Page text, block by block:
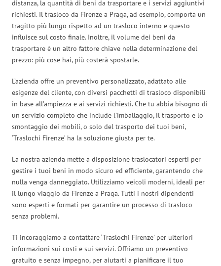
distanza, la quantità di beni da trasportare e i servizi aggiuntivi
richiesti. Il trasloco da Firenze a Praga, ad esempio, comporta un
tragitto più lungo rispetto ad un trasloco interno e questo
influisce sul costo finale. Inoltre, il volume dei beni da
trasportare è un altro fattore chiave nella determinazione del
prezzo: più cose hai, più costerà spostarle.
L’azienda offre un preventivo personalizzato, adattato alle
esigenze del cliente, con diversi pacchetti di trasloco disponibili
in base all’ampiezza e ai servizi richiesti. Che tu abbia bisogno di
un servizio completo che include l’imballaggio, il trasporto e lo
smontaggio dei mobili, o solo del trasporto dei tuoi beni,
‘Traslochi Firenze’ ha la soluzione giusta per te.
La nostra azienda mette a disposizione traslocatori esperti per
gestire i tuoi beni in modo sicuro ed efficiente, garantendo che
nulla venga danneggiato. Utilizziamo veicoli moderni, ideali per
il lungo viaggio da Firenze a Praga. Tutti i nostri dipendenti
sono esperti e formati per garantire un processo di trasloco
senza problemi.
Ti incoraggiamo a contattare ‘Traslochi Firenze’ per ulteriori
informazioni sui costi e sui servizi. Offriamo un preventivo
gratuito e senza impegno, per aiutarti a pianificare il tuo